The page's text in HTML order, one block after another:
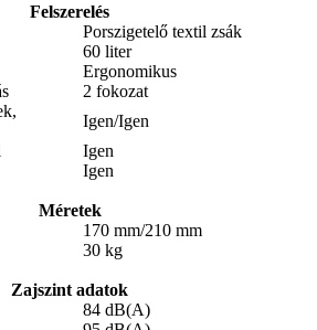
Felszerelés
Porszigetelő textil zsák
60 liter
Ergonomikus
2 fokozat
Igen/Igen
Igen
Igen
Méretek
170 mm/210 mm
30 kg
Zajszint adatok
84 dB(A)